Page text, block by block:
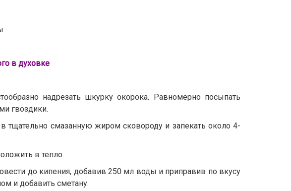
в духовке
надрезать шкурку окорока. Равномерно посыпать
гвоздики.
смазанную жиром сковороду и запекать около 4-
в тепло.
до кипения, добавив 250 мл воды и приправив по вкусу
и добавить сметану.